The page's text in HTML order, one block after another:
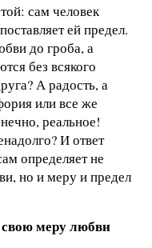
сам человек
ей предел.
до гроба, а
без всякого
А радость, а
или все же
реальное!
И ответ
определяет не
но и меру и предел
меру любви